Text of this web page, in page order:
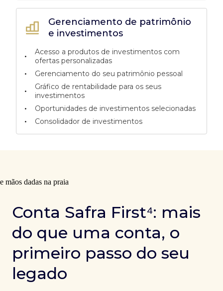
Gerenciamento de patrimônio
e investimentos
•
Acesso a produtos de investimentos com
ofertas personalizadas
• Gerenciamento do seu patrimônio pessoal
•
Gráfico de rentabilidade para os seus
investimentos
• Oportunidades de investimentos selecionadas
• Consolidador de investimentos
Conta Safra First⁴: mais
do que uma conta, o
primeiro passo do seu
legado